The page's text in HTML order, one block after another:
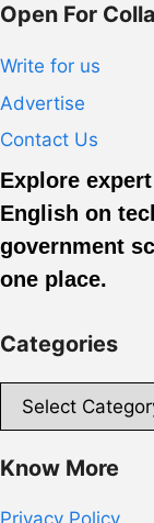
Open For
Write for us
Advertise
Contact Us
Explore
English on
government
one place.
Categories
Categories
Know More